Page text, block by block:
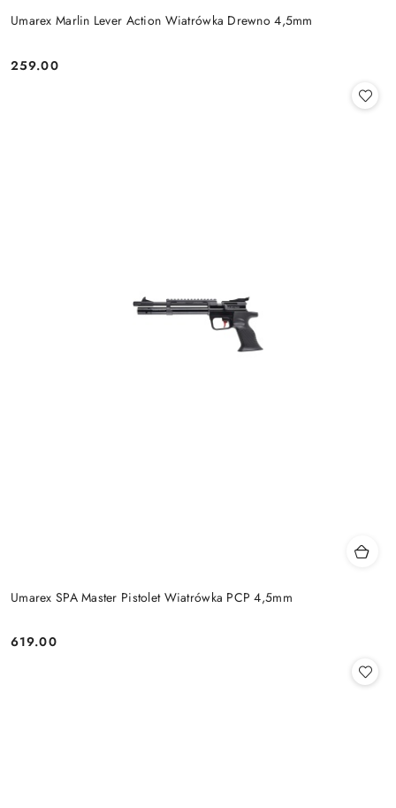
Umarex Marlin Lever Action Wiatrówka Drewno 4,5mm
Cena:
259.00
Umarex SPA Master Pistolet Wiatrówka PCP 4,5mm
Cena:
619.00